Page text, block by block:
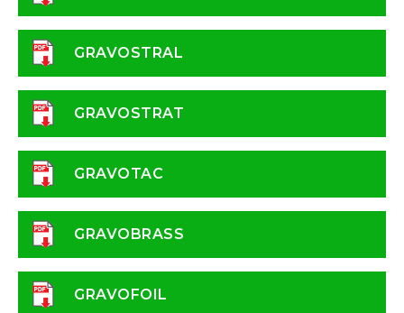
GRAVOSTRAL
GRAVOSTRAT
GRAVOTAC
GRAVOBRASS
GRAVOFOIL